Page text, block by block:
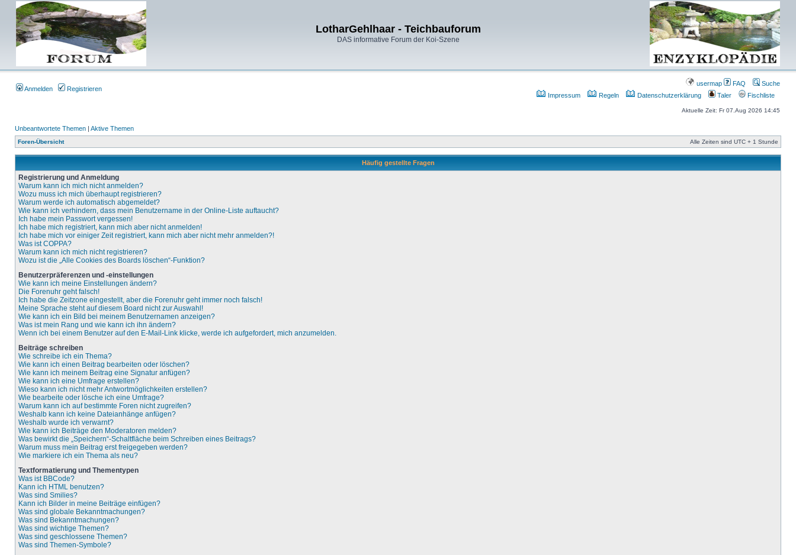
LotharGehlhaar - Teichbauforum
DAS informative Forum der Koi-Szene
Anmelden Registrieren
usermap FAQ
Suche
Impressum
Regeln Datenschutzerklärung Taler Fischliste
Aktuelle Zeit: Fr 07.Aug 2026 14:45
Unbeantwortete Themen | Aktive Themen
Foren-Übersicht Alle Zeiten sind UTC + 1 Stunde
Häufig gestellte Fragen
Registrierung und Anmeldung
Warum kann ich mich nicht anmelden?
Wozu muss ich mich überhaupt registrieren?
Warum werde ich automatisch abgemeldet?
Wie kann ich verhindern, dass mein Benutzername in der Online-Liste auftaucht?
Ich habe mein Passwort vergessen!
Ich habe mich registriert, kann mich aber nicht anmelden!
Ich habe mich vor einiger Zeit registriert, kann mich aber nicht mehr anmelden?!
Was ist COPPA?
Warum kann ich mich nicht registrieren?
Wozu ist die „Alle Cookies des Boards löschen“-Funktion?
Benutzerpräferenzen und -einstellungen
Wie kann ich meine Einstellungen ändern?
Die Forenuhr geht falsch!
Ich habe die Zeitzone eingestellt, aber die Forenuhr geht immer noch falsch!
Meine Sprache steht auf diesem Board nicht zur Auswahl!
Wie kann ich ein Bild bei meinem Benutzernamen anzeigen?
Was ist mein Rang und wie kann ich ihn ändern?
Wenn ich bei einem Benutzer auf den E-Mail-Link klicke, werde ich aufgefordert, mich anzumelden.
Beiträge schreiben
Wie schreibe ich ein Thema?
Wie kann ich einen Beitrag bearbeiten oder löschen?
Wie kann ich meinem Beitrag eine Signatur anfügen?
Wie kann ich eine Umfrage erstellen?
Wieso kann ich nicht mehr Antwortmöglichkeiten erstellen?
Wie bearbeite oder lösche ich eine Umfrage?
Warum kann ich auf bestimmte Foren nicht zugreifen?
Weshalb kann ich keine Dateianhänge anfügen?
Weshalb wurde ich verwarnt?
Wie kann ich Beiträge den Moderatoren melden?
Was bewirkt die „Speichern“-Schaltfläche beim Schreiben eines Beitrags?
Warum muss mein Beitrag erst freigegeben werden?
Wie markiere ich ein Thema als neu?
Textformatierung und Thementypen
Was ist BBCode?
Kann ich HTML benutzen?
Was sind Smilies?
Kann ich Bilder in meine Beiträge einfügen?
Was sind globale Bekanntmachungen?
Was sind Bekanntmachungen?
Was sind wichtige Themen?
Was sind geschlossene Themen?
Was sind Themen-Symbole?